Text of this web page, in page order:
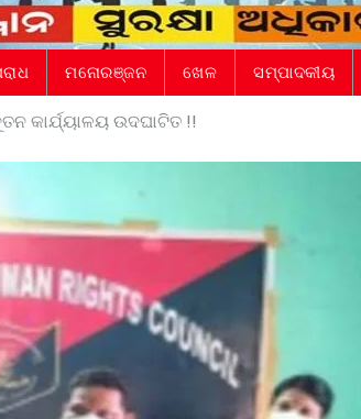
ମନୋରଞ୍ଜନ ଖେଳ ସମ୍ପାଦକୀୟ
କାର୍ଯ୍ୟାଳୟ ଉଦଘାଟିତ !!